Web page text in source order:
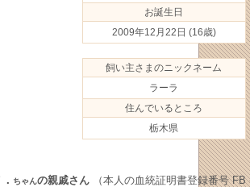
お誕生日
2009年12月22日 (16歳)
飼い主さまのニックネーム
ラーラ
住んでいるところ
栃木県
ちゃんの親戚さん（本人の血統証明書登録番号 FB